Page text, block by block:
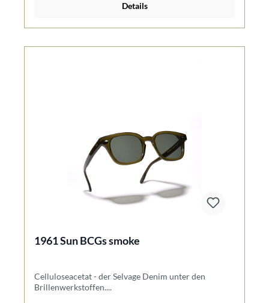
Details
1961 Sun BCGs smoke
Celluloseacetat - der Selvage Denim unter den
Brillenwerkstoffen....